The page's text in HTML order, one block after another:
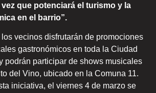
que potenciará el turismo y la
en el barrio”.
los vecinos disfrutarán de promociones
gastronómicos en toda la Ciudad
podrán participar de shows musicales
del Vino, ubicado en la Comuna 11.
iniciativa, el viernes 4 de marzo se